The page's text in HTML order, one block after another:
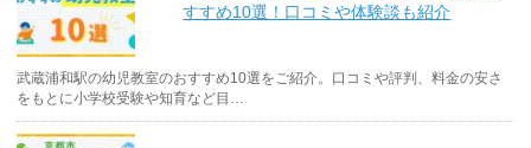
すすめ10選！口コミや体験談も紹介
武蔵浦和駅の幼児教室のおすすめ10選をご紹介。口コミや評判、料金の安さ
をもとに小学校受験や知育など目…